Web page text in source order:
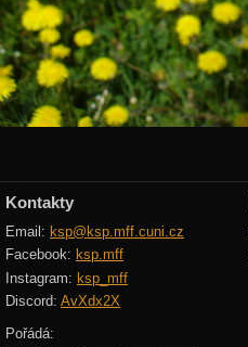
Kontakty
Email: ksp@ksp.mff.cuni.cz
Facebook: ksp.mff
Instagram: ksp_mff
Discord: AvXdx2X
Pořádá: